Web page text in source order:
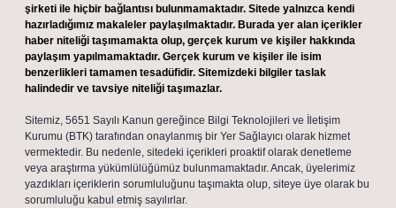
şirketi ile hiçbir bağlantısı bulunmamaktadır. Sitede yalnızca kendi
hazırladığımız makaleler paylaşılmaktadır. Burada yer alan içerikler
haber niteliği taşımamakta olup, gerçek kurum ve kişiler hakkında
paylaşım yapılmamaktadır. Gerçek kurum ve kişiler ile isim
benzerlikleri tamamen tesadüfidir. Sitemizdeki bilgiler taslak
halindedir ve tavsiye niteliği taşımazlar.
Sitemiz, 5651 Sayılı Kanun gereğince Bilgi Teknolojileri ve İletişim
Kurumu (BTK) tarafından onaylanmış bir Yer Sağlayıcı olarak hizmet
vermektedir. Bu nedenle, sitedeki içerikleri proaktif olarak denetleme
veya araştırma yükümlülüğümüz bulunmamaktadır. Ancak, üyelerimiz
yazdıkları içeriklerin sorumluluğunu taşımakta olup, siteye üye olarak bu
sorumluluğu kabul etmiş sayılırlar.